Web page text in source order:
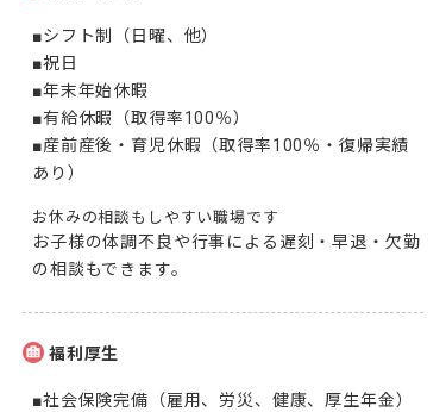
■シフト制（日曜、他）
■祝日
■年末年始休暇
■有給休暇（取得率100％）
■産前産後・育児休暇（取得率100％・復帰実績
あり）
お休みの相談もしやすい職場です
お子様の体調不良や行事による遅刻・早退・欠勤
の相談もできます。
福利厚生
■社会保険完備（雇用、労災、健康、厚生年金）